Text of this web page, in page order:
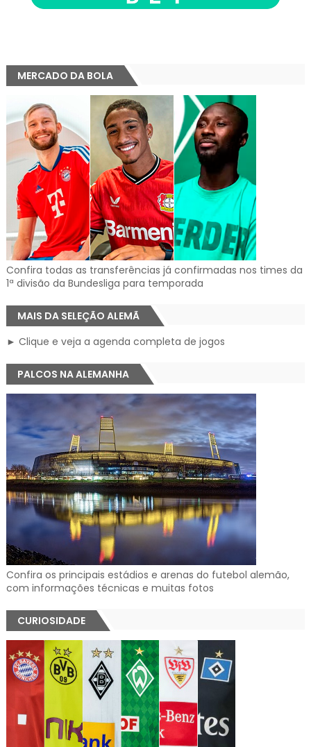
MERCADO DA BOLA
Confira todas as transferências já confirmadas nos times da
1ª divisão da Bundesliga para temporada
MAIS DA SELEÇÃO ALEMÃ
► Clique e veja a agenda completa de jogos
PALCOS NA ALEMANHA
Confira os principais estádios e arenas do futebol alemão,
com informações técnicas e muitas fotos
CURIOSIDADE